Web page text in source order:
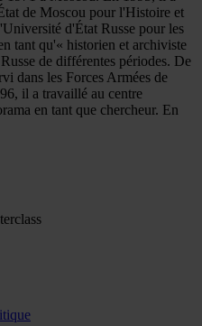
de Moscou pour l'Histoire et
d'État Russe pour les
tant qu'« historien et archiviste
de différentes périodes. De
dans les Forces Armées de
il a travaillé au centre
en tant que chercheur. En